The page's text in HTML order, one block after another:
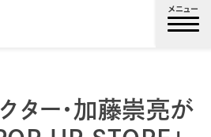
メニュー
ター・加藤崇亮が